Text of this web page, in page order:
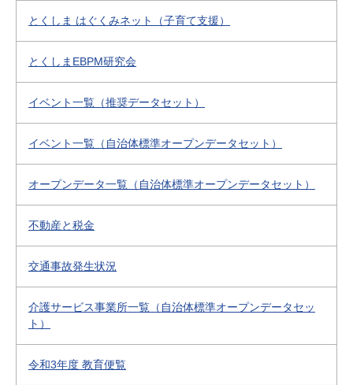
とくしま はぐくみネット（子育て支援）
とくしまEBPM研究会
イベント一覧（推奨データセット）
イベント一覧（自治体標準オープンデータセット）
オープンデータ一覧（自治体標準オープンデータセット）
不動産と税金
交通事故発生状況
介護サービス事業所一覧（自治体標準オープンデータセッ
ト）
令和3年度 教育便覧